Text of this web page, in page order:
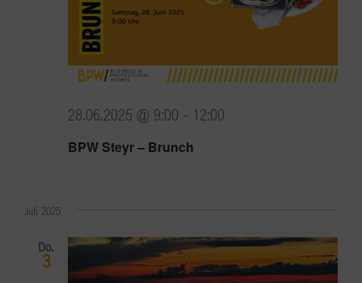
BPW Steyr – Brunch
28.06.2025 @ 9:00 - 12:00
Juli 2025
Do.
3